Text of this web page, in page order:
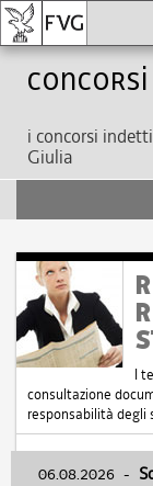
Concorsi
i concorsi
Giulia
I
consultazione
responsabilità degli
06.08.2026 -